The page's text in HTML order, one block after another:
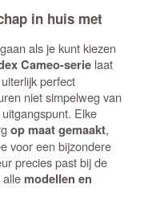
in huis met
als je kunt kiezen
Cameo-serie laat
perfect
niet simpelweg van
Elke
op maat gemaakt,
voor een bijzondere
precies past bij de
modellen en